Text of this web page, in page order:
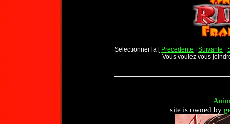
Selectionner la [ Precedente Suivante
Vous voulez vous
site is owned by